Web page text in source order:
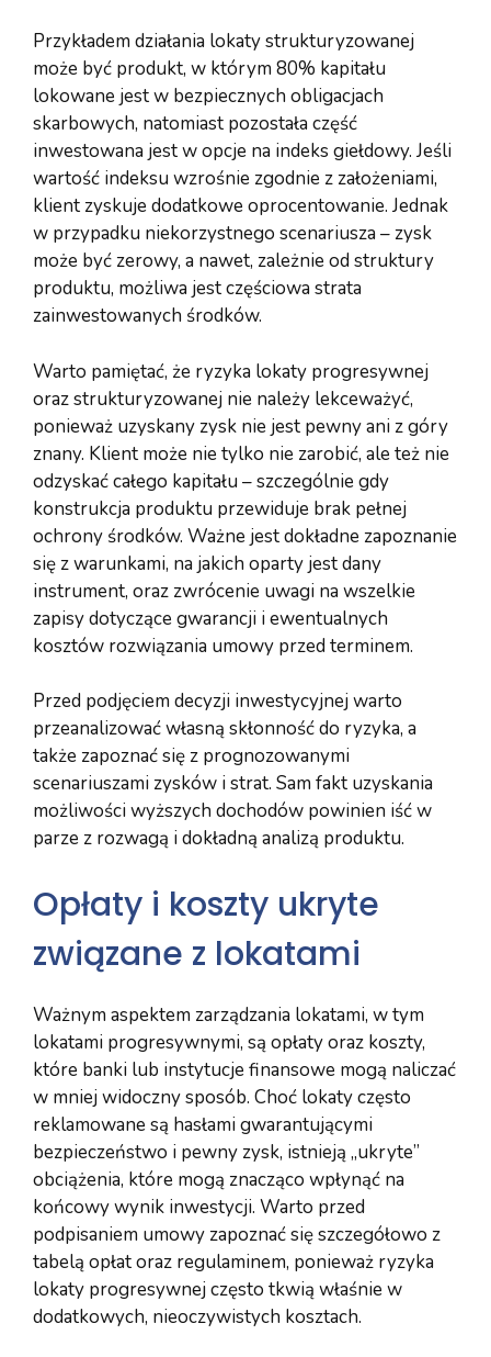
Przykładem działania lokaty strukturyzowanej
może być produkt, w którym 80% kapitału
lokowane jest w bezpiecznych obligacjach
skarbowych, natomiast pozostała część
inwestowana jest w opcje na indeks giełdowy. Jeśli
wartość indeksu wzrośnie zgodnie z założeniami,
klient zyskuje dodatkowe oprocentowanie. Jednak
w przypadku niekorzystnego scenariusza – zysk
może być zerowy, a nawet, zależnie od struktury
produktu, możliwa jest częściowa strata
zainwestowanych środków.
Warto pamiętać, że ryzyka lokaty progresywnej
oraz strukturyzowanej nie należy lekceważyć,
ponieważ uzyskany zysk nie jest pewny ani z góry
znany. Klient może nie tylko nie zarobić, ale też nie
odzyskać całego kapitału – szczególnie gdy
konstrukcja produktu przewiduje brak pełnej
ochrony środków. Ważne jest dokładne zapoznanie
się z warunkami, na jakich oparty jest dany
instrument, oraz zwrócenie uwagi na wszelkie
zapisy dotyczące gwarancji i ewentualnych
kosztów rozwiązania umowy przed terminem.
Przed podjęciem decyzji inwestycyjnej warto
przeanalizować własną skłonność do ryzyka, a
także zapoznać się z prognozowanymi
scenariuszami zysków i strat. Sam fakt uzyskania
możliwości wyższych dochodów powinien iść w
parze z rozwagą i dokładną analizą produktu.
Opłaty i koszty ukryte
związane z lokatami
Ważnym aspektem zarządzania lokatami, w tym
lokatami progresywnymi, są opłaty oraz koszty,
które banki lub instytucje finansowe mogą naliczać
w mniej widoczny sposób. Choć lokaty często
reklamowane są hasłami gwarantującymi
bezpieczeństwo i pewny zysk, istnieją „ukryte”
obciążenia, które mogą znacząco wpłynąć na
końcowy wynik inwestycji. Warto przed
podpisaniem umowy zapoznać się szczegółowo z
tabelą opłat oraz regulaminem, ponieważ ryzyka
lokaty progresywnej często tkwią właśnie w
dodatkowych, nieoczywistych kosztach.